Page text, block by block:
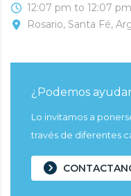
12:07 pm to 12:07 pm
Rosario, Santa Fé,
¿Podemos
Lo invitamos a
través de diferentes